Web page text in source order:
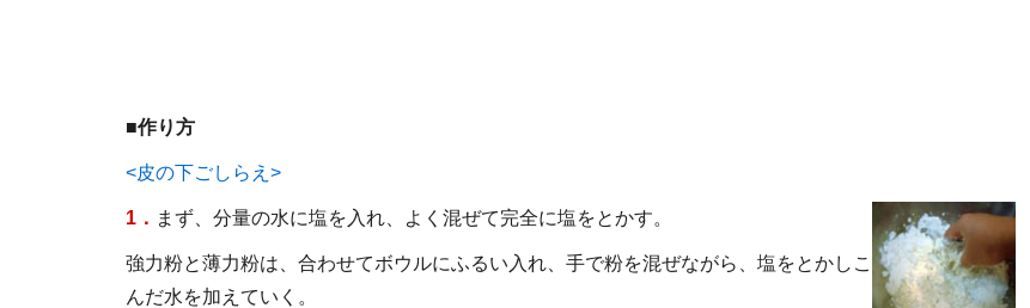
■作り方
<皮の下ごしらえ>
1． まず、分量の水に塩を入れ、よく混ぜて完全に塩をとかす。
強力粉と薄力粉は、合わせてボウルにふるい入れ、手で粉を混ぜながら、塩をとかしこ
んだ水を加えていく。